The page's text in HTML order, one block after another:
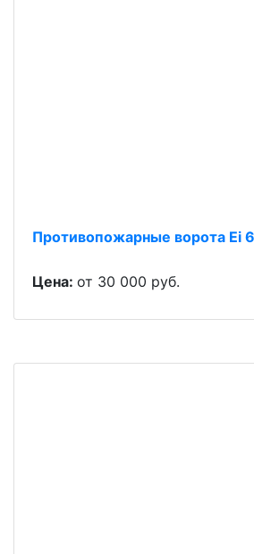
Противопожарные ворота Ei
Цена: от 30 000 руб.